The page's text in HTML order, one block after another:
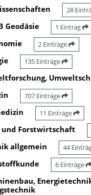
28
Geodäsie 1 Eintrag
2 Einträge
135 Einträge
707 Einträge
11 Einträge
und Forstwirtschaft
allgemein 44
6 Einträge